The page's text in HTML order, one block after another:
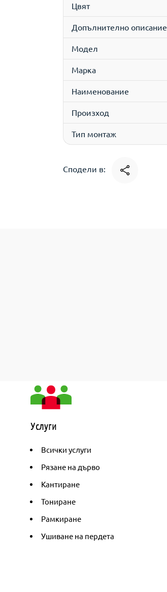
Цвят
Допълнително описание
Модел
Марка
Наименование
Произход
Тип монтаж
Сподели в:
Услуги
Всички услуги
Рязане на дърво
Кантиране
Тониране
Рамкиране
Ушиване на пердета